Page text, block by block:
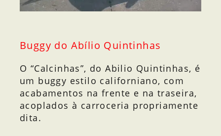
Buggy do Abílio Quintinhas
O “Calcinhas”, do Abilio Quintinhas, é
um buggy estilo californiano, com
acabamentos na frente e na traseira,
acoplados à carroceria propriamente
dita.